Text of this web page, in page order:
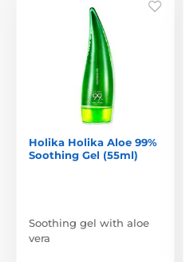
Holika Holika Aloe 99%
Soothing Gel (55ml)
Soothing gel with aloe
vera